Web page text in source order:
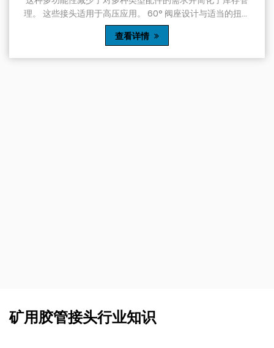
与适当的扭矩
1J9 90° 弯头 JIC 耐压外螺纹 74° 锥体设计
纹 74° 锥体接头时形成防漏密封，确保液
在系统内。这对于防止流体泄漏和保持系统
矿用胶管接头行业知识